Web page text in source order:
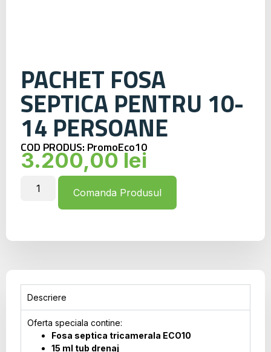
PACHET FOSA
SEPTICA PENTRU 10-
14 PERSOANE
COD PRODUS: PromoEco10
3.200,00 lei
Comanda Produsul
Descriere
Oferta speciala contine:
Fosa septica tricamerala ECO10
15 ml tub drenaj